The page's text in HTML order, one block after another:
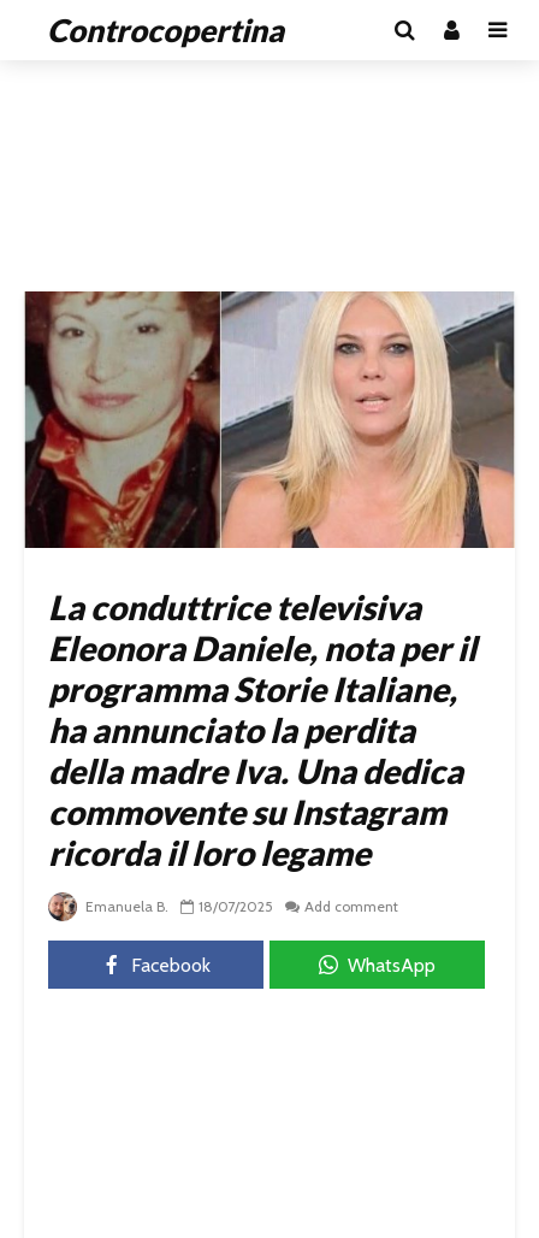
Controcopertina
La conduttrice televisiva
Eleonora Daniele, nota per il
programma Storie Italiane,
ha annunciato la perdita
della madre Iva. Una dedica
commovente su Instagram
ricorda il loro legame
Emanuela B. 18/07/2025 Add comment
Facebook WhatsApp